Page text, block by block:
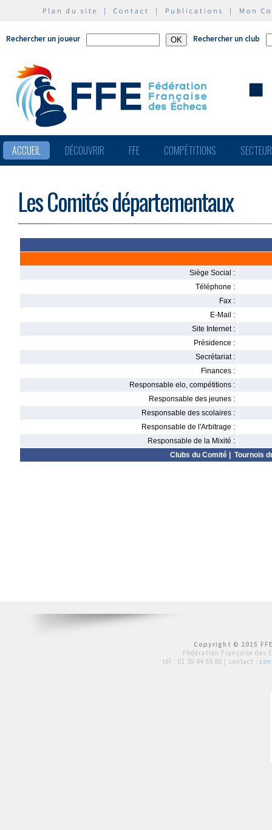
Plan du site | Contact | Publications | Mon
Rechercher un joueur Rechercher un club
ACCUEIL DÉCOUVRIR FFE COMPÉTITIONS
Les Comités départementaux
Siège Social :
Téléphone :
Fax :
E-Mail :
Site Internet :
Présidence :
Secrétariat :
Finances :
Responsable elo, compétitions :
Responsable des jeunes :
Responsable des scolaires :
Responsable de l'Arbitrage :
Responsable de la Mixité :
Clubs du Comité| Tournois
Copyright © 2015
Fédération Française des
tél : 01 39 44 65 80 | contact :